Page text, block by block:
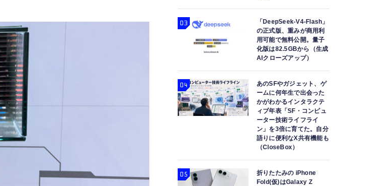
「DeepSeek-V4-Flash」
の正式版、重みが商用利
用可能で無料公開。量子
化版は82.5GBから（生成
AIクローズアップ）
あのSFやガジェット、ゲ
ームに何年生で出会った
かがわかるインタラクテ
ィブ年表「SF・コンピュ
ーター技術ライフライ
ン」を3倍に育てた。自分
語りに便利なX共有機能も
（CloseBox）
折りたたみの iPhone
Fold(仮)はGalaxy Z